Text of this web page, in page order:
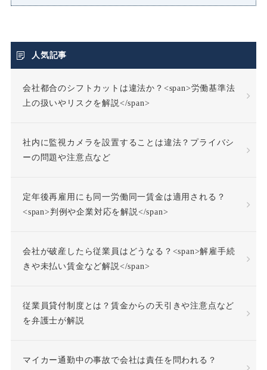
人気記事
会社都合のシフトカットは違法か？<span>労働基準法
上の扱いやリスクを解説</span>
社内に監視カメラを設置することは違法？プライバシ
ーの問題や注意点など
定年後再雇用にも同一労働同一賃金は適用される？
<span>判例や企業対応を解説</span>
会社が破産したら従業員はどうなる？<span>解雇手続
きや未払い賃金など解説</span>
従業員貸付制度とは？賃金からの天引きや注意点など
を弁護士が解説
マイカー通勤中の事故で会社は責任を問われる？